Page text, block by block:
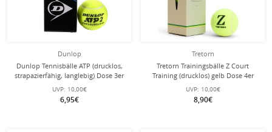
Dunlop
Dunlop Tennisbälle ATP (drucklos,
strapazierfähig, langlebig) Dose 3er
UVP: 10,00€
6,95€
Tretorn
Tretorn Trainingsbälle Z Court
Training (drucklos) gelb Dose 4er
UVP: 10,00€
8,90€